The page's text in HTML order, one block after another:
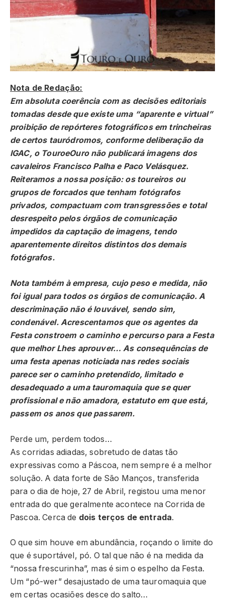
Nota de Redação:
Em absoluta coerência com as decisões editoriais
tomadas desde que existe uma “aparente e virtual”
proibição de repórteres fotográficos em trincheiras
de certos tauródromos, conforme deliberação da
IGAC, o TouroeOuro não publicará imagens dos
cavaleiros Francisco Palha e Paco Velásquez.
Reiteramos a nossa posição: os toureiros ou
grupos de forcados que tenham fotógrafos
privados, compactuam com transgressões e total
desrespeito pelos órgãos de comunicação
impedidos da captação de imagens, tendo
aparentemente direitos distintos dos demais
fotógrafos.
Nota também à empresa, cujo peso e medida, não
foi igual para todos os órgãos de comunicação. A
descriminação não é louvável, sendo sim,
condenável. Acrescentamos que os agentes da
Festa constroem o caminho e percurso para a Festa
que melhor Lhes aprouver… As consequências de
uma festa apenas noticiada nas redes sociais
parece ser o caminho pretendido, limitado e
desadequado a uma tauromaquia que se quer
profissional e não amadora, estatuto em que está,
passem os anos que passarem.
Perde um, perdem todos…
As corridas adiadas, sobretudo de datas tão
expressivas como a Páscoa, nem sempre é a melhor
solução. A data forte de São Manços, transferida
para o dia de hoje, 27 de Abril, registou uma menor
entrada do que geralmente acontece na Corrida de
Pascoa. Cerca de dois terços de entrada.
O que sim houve em abundância, roçando o limite do
que é suportável, pó. O tal que não é na medida da
“nossa frescurinha”, mas é sim o espelho da Festa.
Um “pó-wer” desajustado de uma tauromaquia que
em certas ocasiões desce do salto…